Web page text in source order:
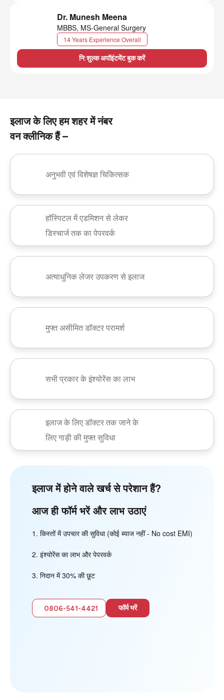
Dr. Munesh Meena
MBBS, MS-General Surgery
14 Years Experience Overall
नि:शुल्क अपॉइंटमेंट बुक करें
इलाज के लिए हम शहर में नंबर
वन क्लीनिक हैं –
अनुभवी एवं विशेषज्ञ चिकित्सक
हॉस्पिटल में एडमिशन से लेकर
डिस्चार्ज तक का पेपरवर्क
अत्याधुनिक लेजर उपकरण से इलाज
मुफ्त असीमित डॉक्टर परामर्श
सभी प्रकार के इंश्योरेंस का लाभ
इलाज के लिए डॉक्टर तक जाने के
लिए गाड़ी की मुफ्त सुविधा
इलाज में होने वाले खर्च से परेशान हैं?
आज ही फॉर्म भरें और लाभ उठाएं
किस्तों में उपचार की सुविधा (कोई ब्याज नहीं - No cost EMI)
इंश्योरेंस का लाभ और पेपरवर्क
निदान में 30% की छूट
0806-541-4421 फॉर्म भरें